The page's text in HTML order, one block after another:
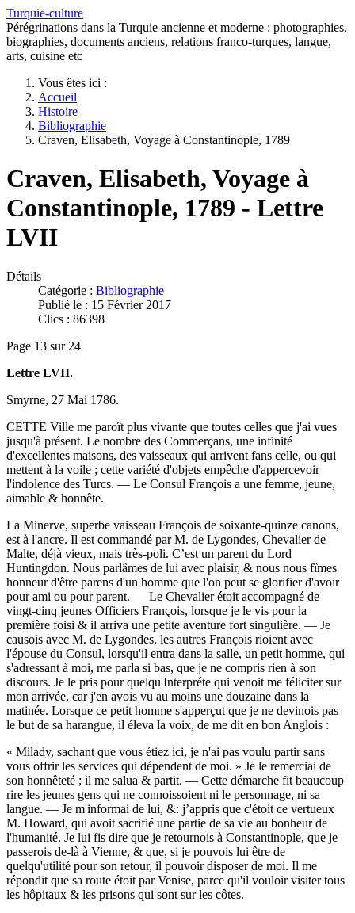
Turquie-culture
Pérégrinations dans la Turquie ancienne et moderne : photographies,
biographies, documents anciens, relations franco-turques, langue,
arts, cuisine etc
Vous êtes ici :
Accueil
Histoire
Bibliographie
Craven, Elisabeth, Voyage à Constantinople, 1789
Craven, Elisabeth, Voyage à
Constantinople, 1789 - Lettre
LVII
Détails
Catégorie : Bibliographie
Publié le : 15 Février 2017
Clics : 86398
Page 13 sur 24
Lettre LVII.
Smyrne, 27 Mai 1786.
CETTE Ville me paroît plus vivante que toutes celles que j'ai vues
jusqu'à présent. Le nombre des Commerçans, une infinité
d'excellentes maisons, des vaisseaux qui arrivent fans celle, ou qui
mettent à la voile ; cette variété d'objets empêche d'appercevoir
l'indolence des Turcs. — Le Consul François a une femme, jeune,
aimable & honnête.
La Minerve, superbe vaisseau François de soixante-quinze canons,
est à l'ancre. Il est commandé par M. de Lygondes, Chevalier de
Malte, déjà vieux, mais très-poli. C’est un parent du Lord
Huntingdon. Nous parlâmes de lui avec plaisir, & nous nous fîmes
honneur d'être parens d'un homme que l'on peut se glorifier d'avoir
pour ami ou pour parent. — Le Chevalier étoit accompagné de
vingt-cinq jeunes Officiers François, lorsque je le vis pour la
première foisi & il arriva une petite aventure fort singulière. — Je
causois avec M. de Lygondes, les autres François rioient avec
l'épouse du Consul, lorsqu'il entra dans la salle, un petit homme, qui
s'adressant à moi, me parla si bas, que je ne compris rien à son
discours. Je le pris pour quelqu'Interpréte qui venoit me féliciter sur
mon arrivée, car j'en avois vu au moins une douzaine dans la
matinée. Lorsque ce petit homme s'apperçut que je ne devinois pas
le but de sa harangue, il éleva la voix, de me dit en bon Anglois :
« Milady, sachant que vous étiez ici, je n'ai pas voulu partir sans
vous offrir les services qui dépendent de moi. » Je le remerciai de
son honnêteté ; il me salua & partit. — Cette démarche fit beaucoup
rire les jeunes gens qui ne connoissoient ni le personnage, ni sa
langue. — Je m'informai de lui, &: j’appris que c'étoit ce vertueux
M. Howard, qui avoit sacrifié une partie de sa vie au bonheur de
l'humanité. Je lui fis dire que je retournois à Constantinople, que je
passerois de-là à Vienne, & que, si je pouvois lui être de
quelqu'utilité pour son retour, il pouvoir disposer de moi. Il me
répondit que sa route étoit par Venise, parce qu'il vouloir visiter tous
les hôpitaux & les prisons qui sont sur les côtes.